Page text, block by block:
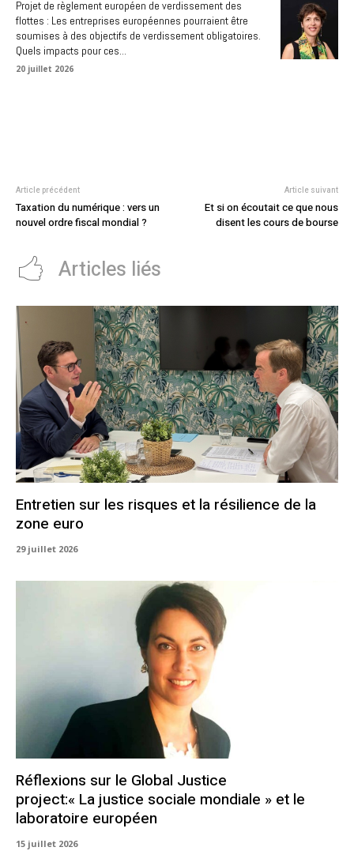
Projet de règlement européen de verdissement des
flottes : Les entreprises européennes pourraient être
soumises à des objectifs de verdissement obligatoires.
Quels impacts pour ces...
20 juillet 2026
Article précédent
Taxation du numérique : vers un
nouvel ordre fiscal mondial ?
Article suivant
Et si on écoutait ce que nous
disent les cours de bourse
Articles liés
Entretien sur les risques et la résilience de la
zone euro
29 juillet 2026
Réflexions sur le Global Justice
project:« La justice sociale mondiale » et le
laboratoire européen
15 juillet 2026